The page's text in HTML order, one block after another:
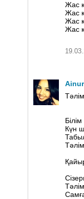
Жас
Жас
Жас
Жас
Күн